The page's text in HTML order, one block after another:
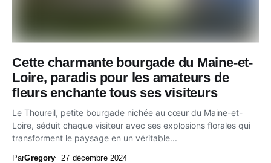
Cette charmante bourgade du Maine-et-
Loire, paradis pour les amateurs de
fleurs enchante tous ses visiteurs
Le Thoureil, petite bourgade nichée au cœur du Maine-et-
Loire, séduit chaque visiteur avec ses explosions florales qui
transforment le paysage en un véritable...
ParGregory 27 décembre 2024